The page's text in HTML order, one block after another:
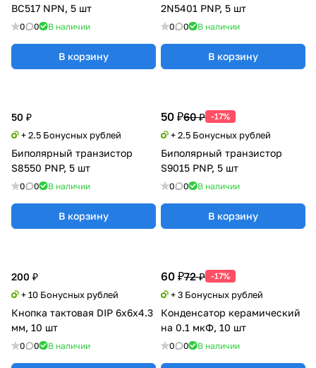
BC517 NPN, 5 шт
0 0 В наличии
В корзину
2N5401 PNP, 5 шт
0 0 В наличии
В корзину
50 ₽60 ₽ -17%
+ 2.5 Бонусных рублей
Биполярный транзистор
S9015 PNP, 5 шт
0 0 В наличии
В корзину
200 ₽
+ 10 Бонусных рублей
Кнопка тактовая DIP 6x6x4.3
мм, 10 шт
0 0 В наличии
60 ₽72 ₽ -17%
+ 3 Бонусных рублей
Конденсатор керамический
на 0.1 мкФ, 10 шт
0 0 В наличии
50 ₽
+ 2.5 Бонусных рублей
Биполярный транзистор
S8550 PNP, 5 шт
0 0 В наличии
В корзину